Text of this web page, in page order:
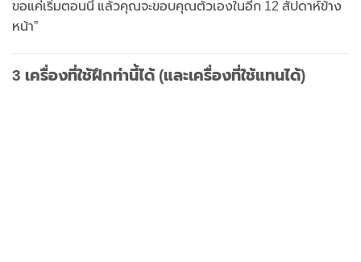
ขอแค่เริ่มตอนนี้ แล้วคุณจะขอบคุณตัวเองในอีก 12 สัปดาห์ข้าง
หน้า”
3 เครื่องที่ใช้ฝึกท่านี้ได้ (และเครื่องที่ใช้แทนได้)